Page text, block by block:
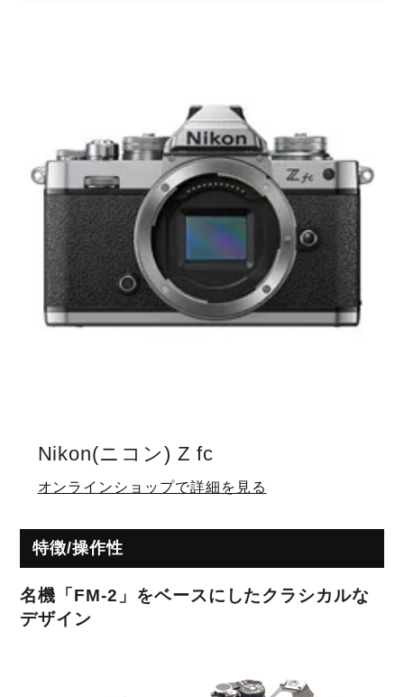
Nikon(ニコン) Z fc
オンラインショップで詳細を見る
特徴/操作性
名機「FM-2」をベースにしたクラシカルな
デザイン